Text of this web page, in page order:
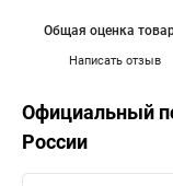
Написать отзыв
Общая оценка
Официальный
России